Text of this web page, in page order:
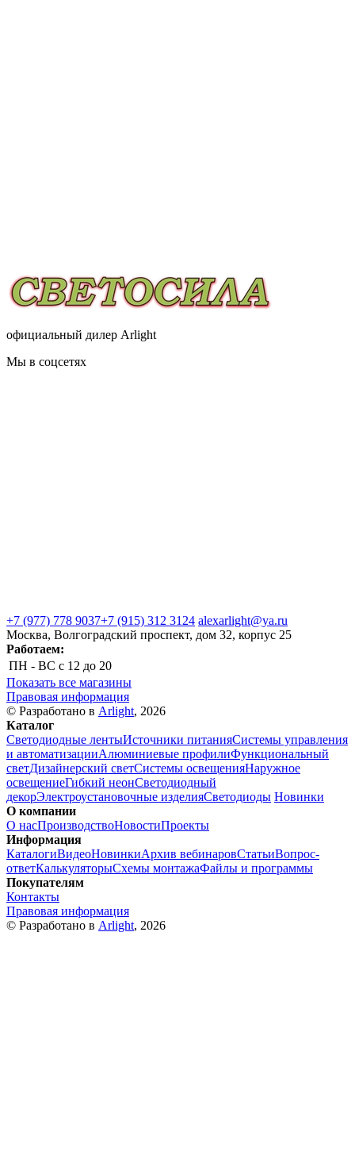
официальный дилер Arlight
Мы в соцсетях
+7 (977) 778 9037+7 (915) 312 3124 alexarlight@ya.ru
Москва, Волгоградский проспект, дом 32, корпус 25
Работаем:
ПН - ВС с 12 до 20
Показать все магазины
Правовая информация
© Разработано в Arlight, 2026
Каталог
Светодиодные лентыИсточники питанияСистемы управления
и автоматизацииАлюминиевые профилиФункциональный
светДизайнерский светСистемы освещенияНаружное
освещениеГибкий неонСветодиодный
декорЭлектроустановочные изделияСветодиоды Новинки
О компании
О насПроизводствоНовостиПроекты
Информация
КаталогиВидеоНовинкиАрхив вебинаровСтатьиВопрос-
ответКалькуляторыСхемы монтажаФайлы и программы
Покупателям
Контакты
Правовая информация
© Разработано в Arlight, 2026